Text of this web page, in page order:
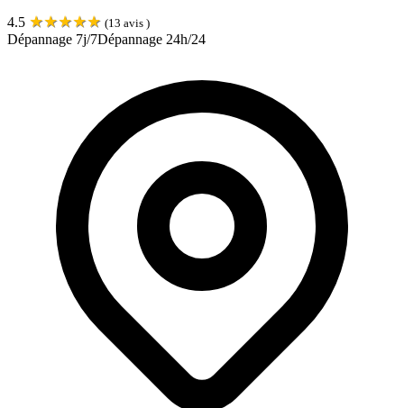
4.5 ★★★★★ (13 avis )
Dépannage 7j/7Dépannage 24h/24